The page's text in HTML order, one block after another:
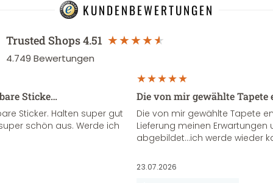
KUNDENBEWERTUNGEN
Trusted Shops4.51
4.749 Bewertungen
Sticke…
Sticker. Halten super gut
schön aus. Werde ich
Die von mir gewählte
Die von mir gewählte Tapete
Lieferung meinen Erwartungen
abgebildet...ich werde wieder
23.07.2026